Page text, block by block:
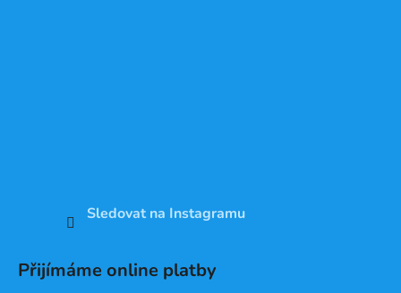
Sledovat na Instagramu
Přijímáme online platby